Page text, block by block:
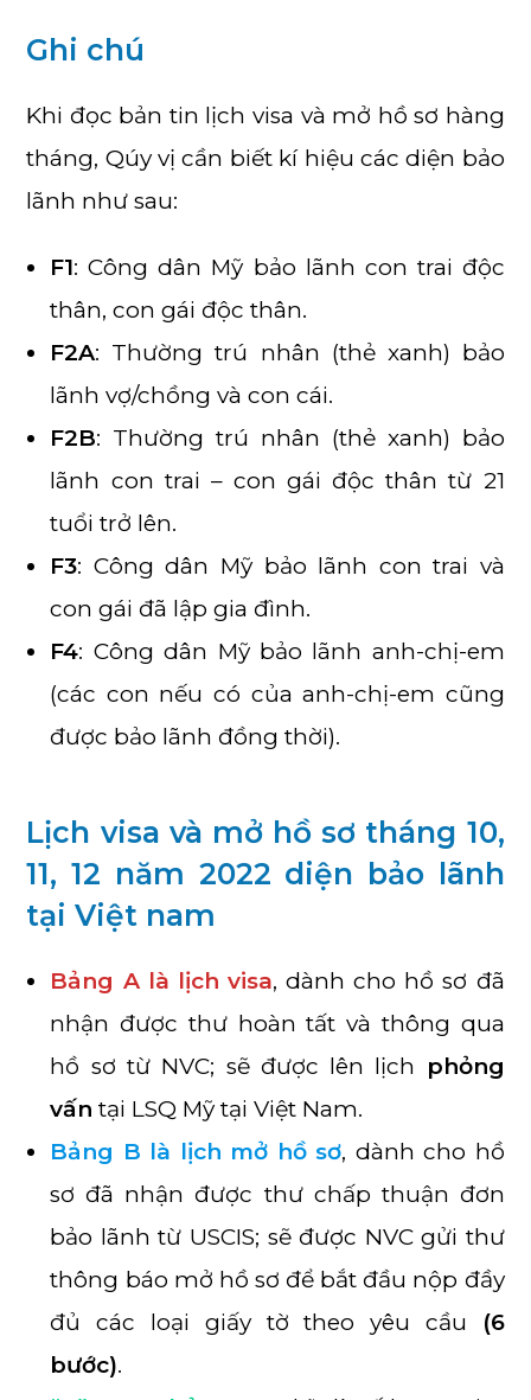
Ghi chú
Khi đọc bản tin lịch visa và mở hồ sơ hàng
tháng, Qúy vị cần biết kí hiệu các diện bảo
lãnh như sau:
F1: Công dân Mỹ bảo lãnh con trai độc
thân, con gái độc thân.
F2A: Thường trú nhân (thẻ xanh) bảo
lãnh vợ/chồng và con cái.
F2B: Thường trú nhân (thẻ xanh) bảo
lãnh con trai – con gái độc thân từ 21
tuổi trở lên.
F3: Công dân Mỹ bảo lãnh con trai và
con gái đã lập gia đình.
F4: Công dân Mỹ bảo lãnh anh-chị-em
(các con nếu có của anh-chị-em cũng
được bảo lãnh đồng thời).
Lịch visa và mở hồ sơ tháng 10,
11, 12 năm 2022 diện bảo lãnh
tại Việt nam
Bảng A là lịch visa, dành cho hồ sơ đã
nhận được thư hoàn tất và thông qua
hồ sơ từ NVC; sẽ được lên lịch phỏng
vấn tại LSQ Mỹ tại Việt Nam.
Bảng B là lịch mở hồ sơ, dành cho hồ
sơ đã nhận được thư chấp thuận đơn
bảo lãnh từ USCIS; sẽ được NVC gửi thư
thông báo mở hồ sơ để bắt đầu nộp đầy
đủ các loại giấy tờ theo yêu cầu
(6
bước).